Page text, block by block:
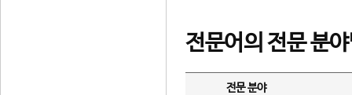
전문어의 전문 분
전문 분야